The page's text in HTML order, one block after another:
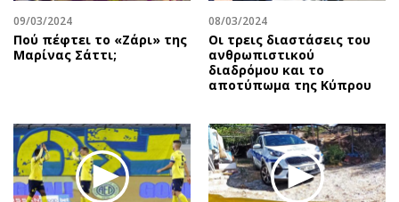
09/03/2024
Πού πέφτει το «Ζάρι» της
Μαρίνας Σάττι;
08/03/2024
Οι τρεις διαστάσεις του
ανθρωπιστικού
διαδρόμου και το
αποτύπωμα της Κύπρου